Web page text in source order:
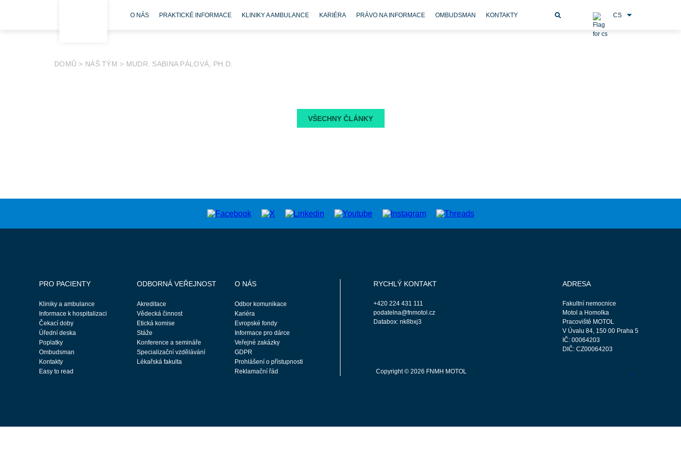
O NÁS PRAKTICKÉ INFORMACE KLINIKY A AMBULANCE KARIÉRA PRÁVO NA INFORMACE OMBUDSMAN KONTAKTY CS
DOMŮ > NÁŠ TÝM > MUDR. SABINA PÁLOVÁ, PH.D.
VŠECHNY ČLÁNKY
PRO PACIENTY
Kliniky a ambulance
Informace k hospitalizaci
Čekací doby
Úřední deska
Poplatky
Ombudsman
Kontakty
Easy to read
ODBORNÁ VEŘEJNOST
Akreditace
Vědecká činnost
Etická komise
Stáže
Konference a semináře
Specializační vzdělávání
Lékařská fakulta
O NÁS
Odbor komunikace
Kariéra
Evropské fondy
Informace pro dárce
Veřejné zakázky
GDPR
Prohlášení o přístupnosti
Reklamační řád
RYCHLÝ KONTAKT
+420 224 431 111
podatelna@fnmotol.cz
Databox: nk8bxj3
ADRESA
Fakultní nemocnice
Motol a Homolka
Pracoviště MOTOL
V Úvalu 84, 150 00 Praha 5
IČ: 00064203
DIČ: CZ00064203
Copyright © 2026 FNMH MOTOL